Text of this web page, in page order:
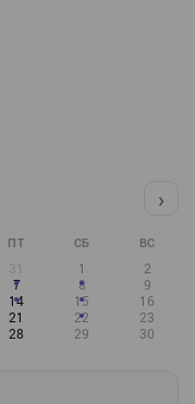
›
ПТ СБ ВС
31 1
2
7 8
9
14 15
16
21 22
23
28 29 30